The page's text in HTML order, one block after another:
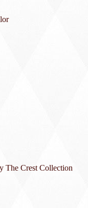
The Crest Collection